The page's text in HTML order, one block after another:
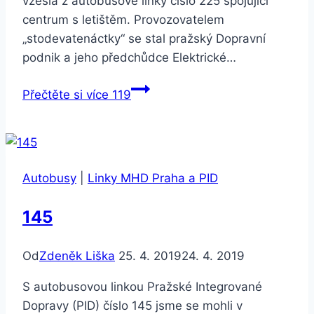
centrum s letištěm. Provozovatelem
„stodevatenáctky“ se stal pražský Dopravní
podnik a jeho předchůdce Elektrické…
Přečtěte si více 119
Autobusy Linky MHD Praha a PID
145
OdZdeněk Liška 25. 4. 201924. 4. 2019
S autobusovou linkou Pražské Integrované
Dopravy (PID) číslo 145 jsme se mohli v